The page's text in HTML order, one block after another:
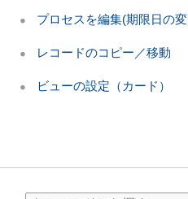
プロセスを編集(期限日の
レコードのコピー／移動
ビューの設定（カード）